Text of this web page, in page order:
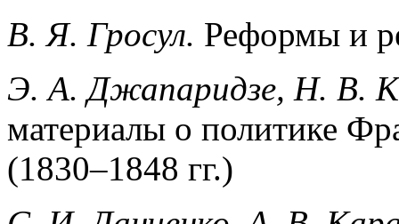
B. Я. Гросул. Реформы и
Э. А. Джапаридзе, Н. В.
материалы о политике
(1830–1848 гг.)